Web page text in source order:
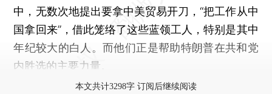
中，无数次地提出要拿中美贸易开刀，“把工作从中
国拿回来”，借此笼络了这些蓝领工人，特别是其中
年纪较大的白人。而他们正是帮助特朗普在共和党
内胜选的主要力量。
本文共计3298字 订阅后继续阅读